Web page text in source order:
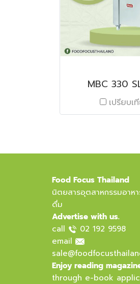
MBC 330
เปรียบเ
Food Focus Thailand
นิตยสารอุตสาหกรรมอาหา
ดื่ม
Advertise with us.
call
02 192 9598
email
Enjoy reading
through e-book